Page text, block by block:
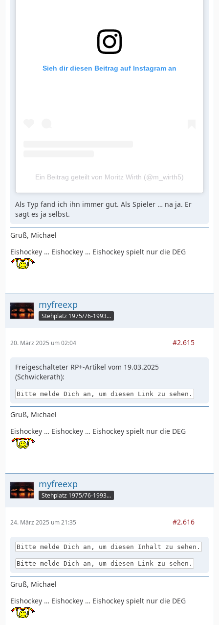
Sieh dir diesen Beitrag auf Instagram an
Ein Beitrag geteilt von Moritz Wirth (@m_wirth5)
Als Typ fand ich ihn immer gut. Als Spieler … na ja. Er
sagt es ja selbst.
Gruß, Michael
Eishockey … Eishockey … Eishockey spielt nur die DEG
myfreexp
Stehplatz 1975/76-1993/94
20. März 2025 um 02:04 #2.615
Freigeschalteter RP+-Artikel vom 19.03.2025
(Schwickerath):
Bitte melde Dich an, um diesen Link zu sehen.
Gruß, Michael
Eishockey … Eishockey … Eishockey spielt nur die DEG
myfreexp
Stehplatz 1975/76-1993/94
24. März 2025 um 21:35 #2.616
Bitte melde Dich an, um diesen Inhalt zu sehen.
Bitte melde Dich an, um diesen Link zu sehen.
Gruß, Michael
Eishockey … Eishockey … Eishockey spielt nur die DEG